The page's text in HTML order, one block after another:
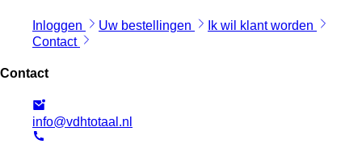
Inloggen Uw bestellingen
Ik wil klant worden
Contact
Contact
info@vdhtotaal.nl